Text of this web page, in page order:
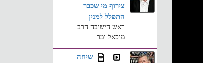
צירוף מי שכבר
התפלל למנין
ראש הישיבה הרב
מיכאל ימר
שיחה